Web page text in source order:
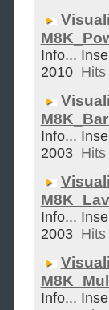
Info...
2010
Info...
2003
Info...
2003
Info...